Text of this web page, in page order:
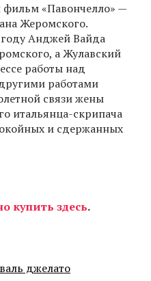
«Павончелло» —
Жеромского.
Анджей Вайда
а Жулавский
работы над
работами
связи жены
итальянца-скрипача
и сдержанных
купить здесь.
джелато